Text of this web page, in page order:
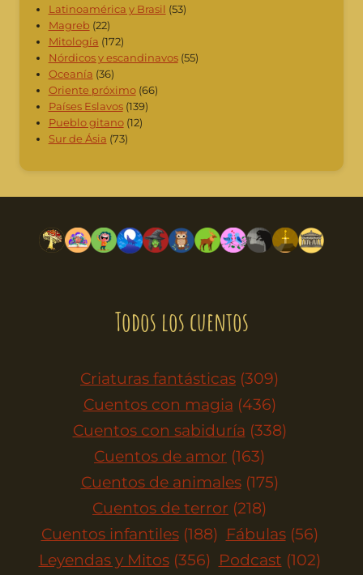
Latinoamérica y Brasil (53)
Magreb (22)
Mitología (172)
Nórdicos y escandinavos(55)
Oceanía (36)
Oriente próximo(66)
Países Eslavos(139)
Pueblo gitano(12)
Sur de Ásia (73)
Todos los cuentos
Criaturas fantásticas (309)
Cuentos con magia (436)
Cuentos con sabiduría (338)
Cuentos de amor (163)
Cuentos de animales (175)
Cuentos de terror (218)
Cuentos infantiles (188) Fábulas (56)
Leyendas y Mitos (356) Podcast (102)